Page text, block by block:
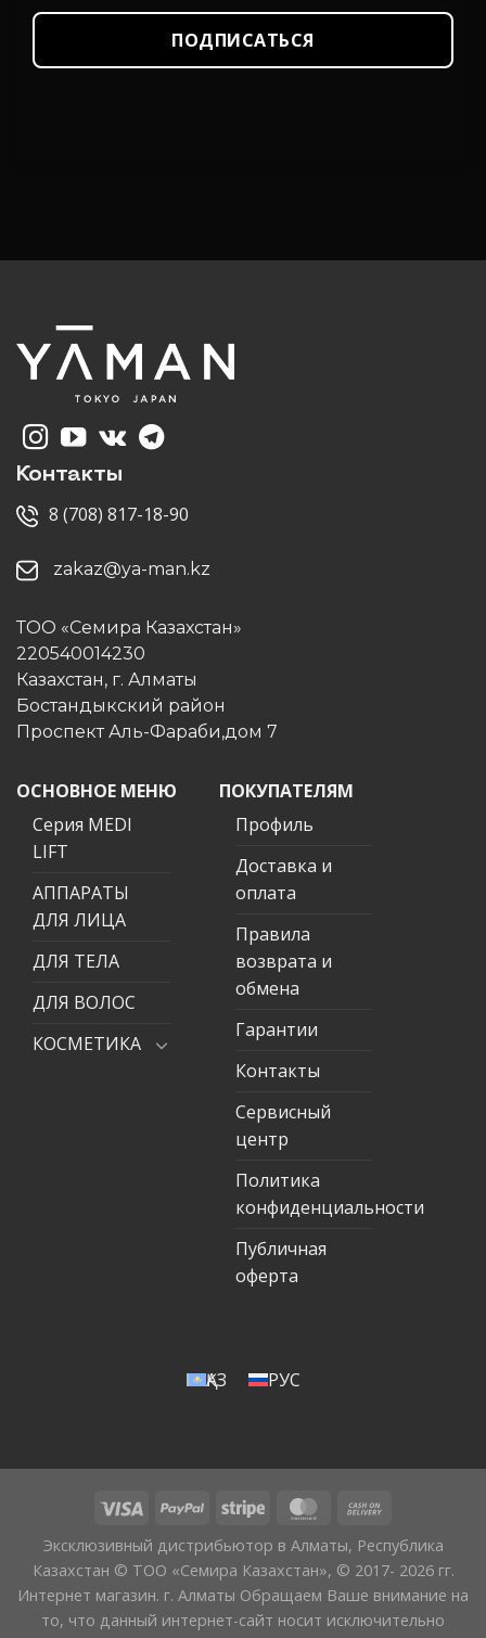
ПОДПИСАТЬСЯ
Контакты
8 (708) 817-18-90
zakaz@ya-man.kz
ТОО «Семира Казахстан»
220540014230
Казахстан, г. Алматы
Бостандыкский район
Проспект Аль-Фараби,дом 7
ОСНОВНОЕ МЕНЮ
Серия MEDI
LIFT
АППАРАТЫ
ДЛЯ ЛИЦА
ДЛЯ ТЕЛА
ДЛЯ ВОЛОС
КОСМЕТИКА
ПОКУПАТЕЛЯМ
Профиль
Доставка и
оплата
Правила
возврата и
обмена
Гарантии
Контакты
Сервисный
центр
Политика
конфиденциальности
Публичная
оферта
ҚАЗ РУС
Эксклюзивный дистрибьютор в Алматы, Республика
Казахстан © ТОО «Семира Казахстан», © 2017- 2026 гг.
Интернет магазин. г. Алматы Обращаем Ваше внимание на
то, что данный интернет-сайт носит исключительно